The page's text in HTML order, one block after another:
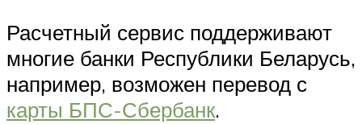
Расчетный сервис поддерживают
многие банки Республики Беларусь,
например, возможен перевод с
карты БПС-Сбербанк.